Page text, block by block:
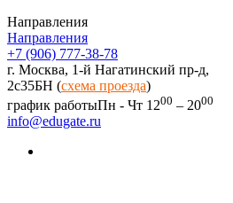
Направления
Направления
+7 (906) 777-38-78
г. Москва, 1-й Нагатинский пр-д,
2c35БН (схема проезда)
график работыПн - Чт 1200 – 2000
info@edugate.ru